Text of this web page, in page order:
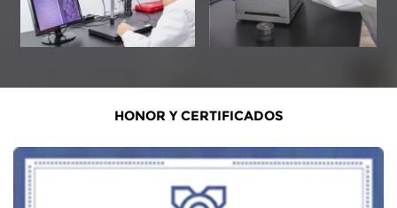
HONOR Y CERTIFICADOS